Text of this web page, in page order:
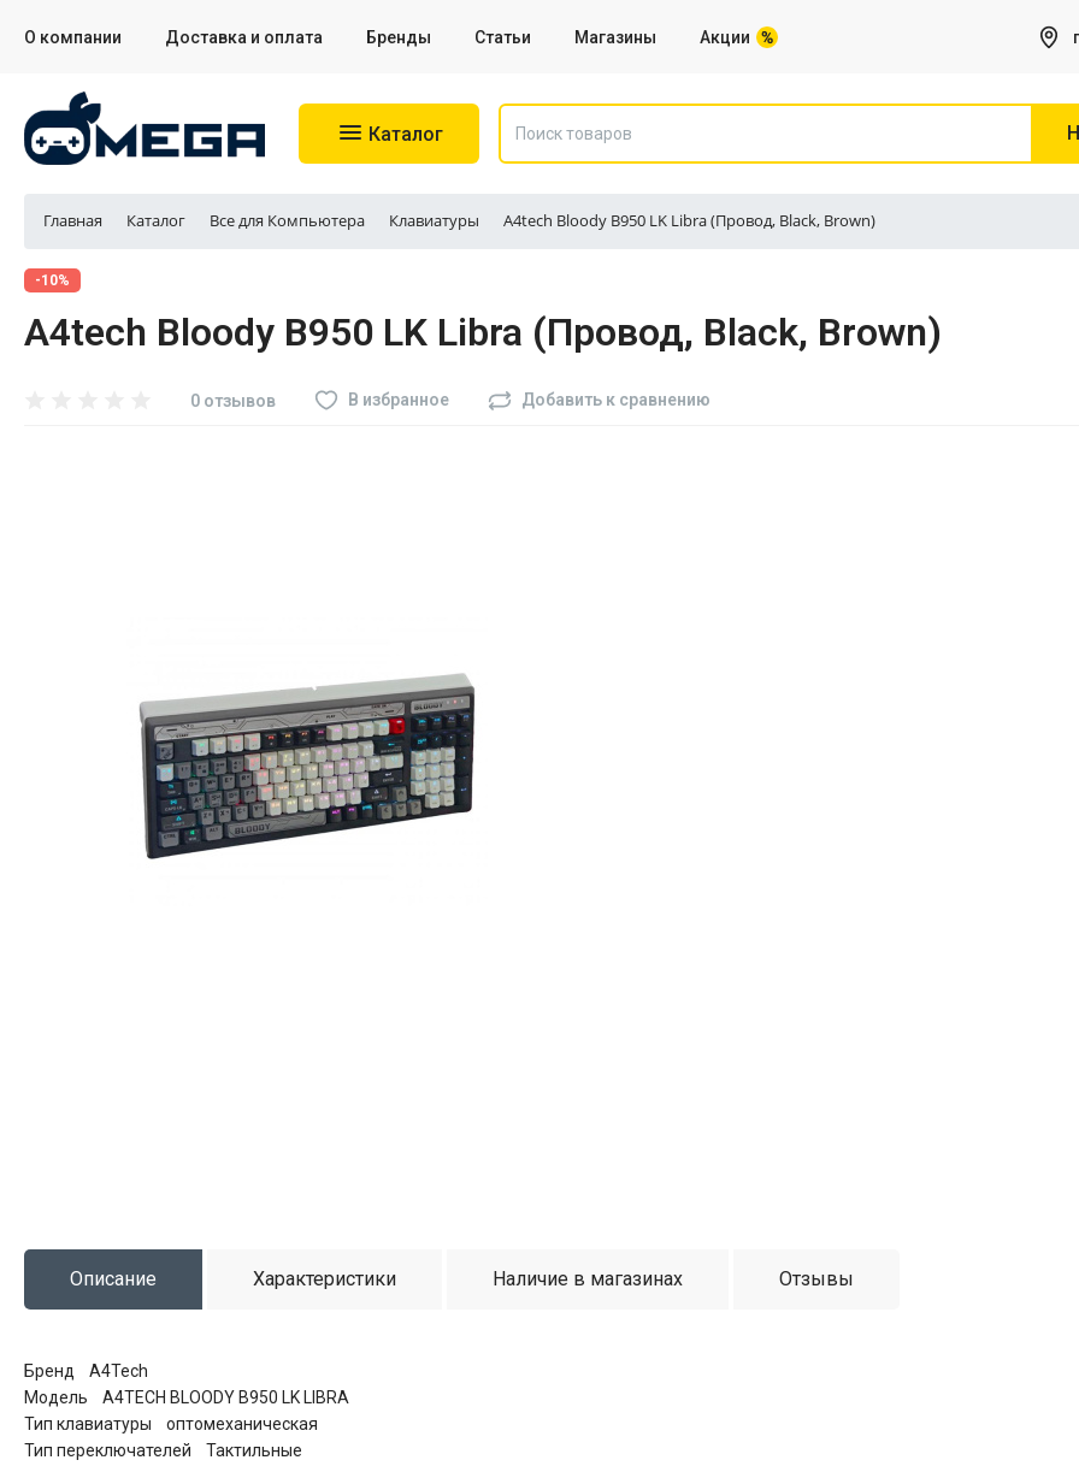
О компании Доставка и оплата Бренды Статьи Магазины Акции
Каталог
Игровые приставки Игры на Sony PS5
Аксессуары для приставок
Аксессуары для Sony PS5
Все для Компьютера
Веб камеры
Наушники
Колонки
Главная Каталог Все для Компьютера Клавиатуры A4tech Bloody B950 LK Libra (Провод, Black, Brown)
-10%
A4tech Bloody B950 LK Libra (Провод, Black, Brown)
0 отзывов В избранное Добавить к сравнению
Описание Характеристики Наличие в магазинах Отзывы
Бренд A4Tech
Модель A4TECH BLOODY B950 LK LIBRA
Тип клавиатуры оптомеханическая
Тип переключателей Тактильные